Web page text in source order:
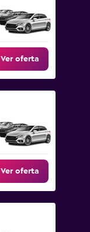
Ver oferta
Ver oferta